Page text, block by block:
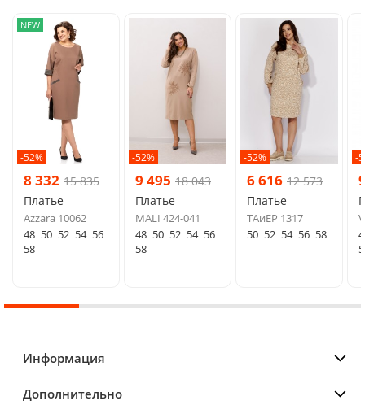
NEW
-52%
8 332 15 835
Платье
Azzara 10062
48 50 52 54 56
58
-52%
9 495 18 043
Платье
MALI 424-041
48 50 52 54 56
58
-52%
6 616 12 573
Платье
ТAиЕР 1317
50 52 54 56 58
-
Информация
Дополнительно